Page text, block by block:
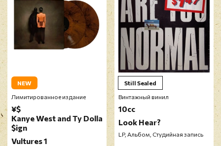
NEW
Лимитированное издание
¥$
Kanye West and Ty Dolla
$ign
Vultures 1
Still Sealed
Винтажный винил
10cc
Look Hear?
LP, Альбом, Студийная запись